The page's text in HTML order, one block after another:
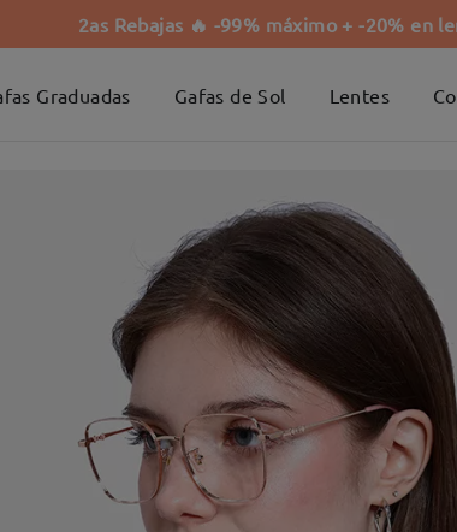
2as Rebajas 🔥 -99% máximo + -20% en
Graduadas Gafas de Sol Lentes